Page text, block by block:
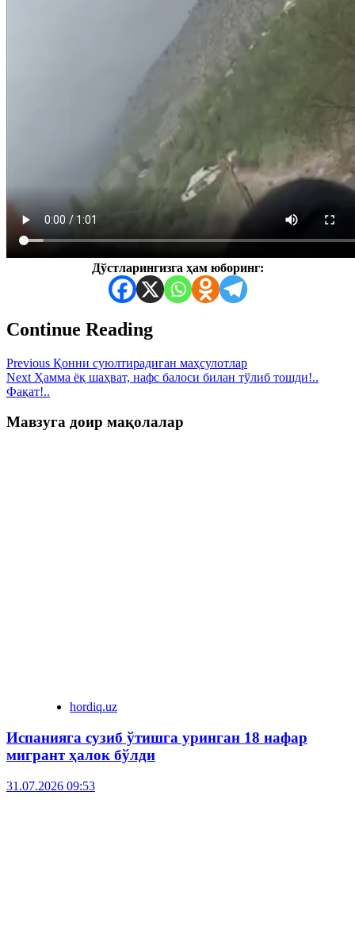
Дўстларингизга ҳам юборинг:
Continue Reading
Previous Қонни суюлтирадиган маҳсулотлар
Next Ҳамма ёқ шаҳват, нафс балоси билан тўлиб тошди!..
Фақат!..
Мавзуга доир мақолалар
hordiq.uz
Испанияга сузиб ўтишга уринган 18 нафар
мигрант ҳалок бўлди
31.07.2026 09:53